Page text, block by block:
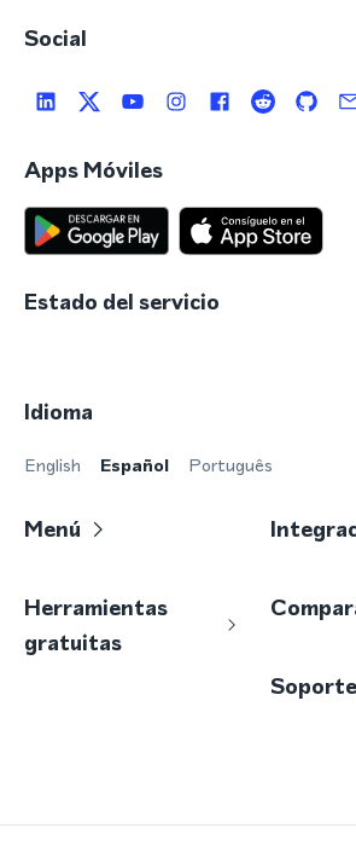
Social
Apps Móviles
Estado del servicio
Idioma
English Español Português
Menú
Herramientas
gratuitas
Soporte